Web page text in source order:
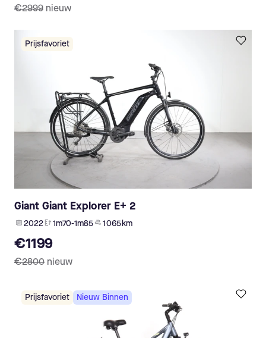
€2999 nieuw
Prijsfavoriet
Giant Giant Explorer E+ 2
2022 1m70-1m85 1 065 km
€1199
€2800 nieuw
Prijsfavoriet Nieuw Binnen